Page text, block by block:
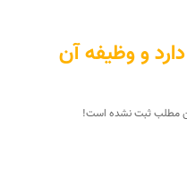
و وظیفه آن
مطلب ثبت نشده است!